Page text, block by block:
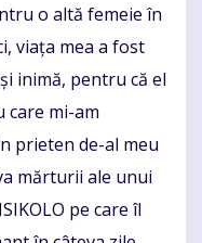
o altă femeie în
viața mea a fost
inimă, pentru că el
care mi-am
prieten de-al meu
mărturii ale unui
pe care îl